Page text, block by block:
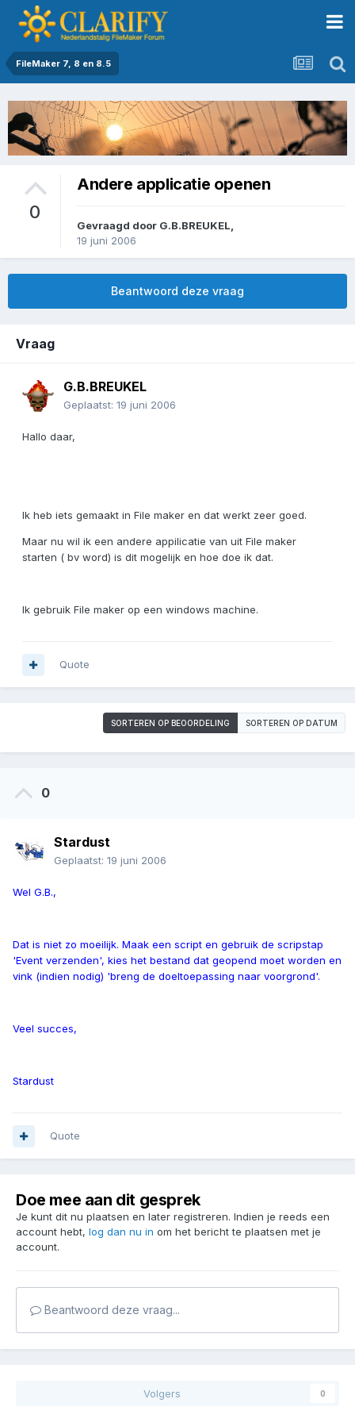
FileMaker 7, 8 en 8.5
0
Andere applicatie openen
Gevraagd door G.B.BREUKEL
19 juni 2006
Beantwoord deze vraag
Vraag
G.B.BREUKEL
Geplaatst: 19 juni 2006
Hallo daar,
Ik heb iets gemaakt in File maker en dat werkt zeer goed.
Maar nu wil ik een andere appilicatie van uit File maker
starten ( bv word) is dit mogelijk en hoe doe ik dat.
Ik gebruik File maker op een windows machine.
Quote
SORTEREN OP BEOORDELING SORTEREN OP DATUM
0
Stardust
Geplaatst: 19 juni 2006
Wel G.B.,
Dat is niet zo moeilijk. Maak een script en gebruik de scripstap
'Event verzenden', kies het bestand dat geopend moet worden en
vink (indien nodig) 'breng de doeltoepassing naar voorgrond'.
Veel succes,
Stardust
Quote
Doe mee aan dit gesprek
Je kunt dit nu plaatsen en later registreren. Indien je reeds een
account hebt, log dan nu in om het bericht te plaatsen met je
account.
Beantwoord deze vraag...
Volgers 0